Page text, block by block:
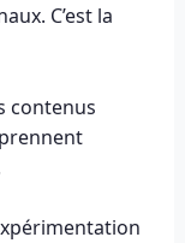
C’est la
contenus